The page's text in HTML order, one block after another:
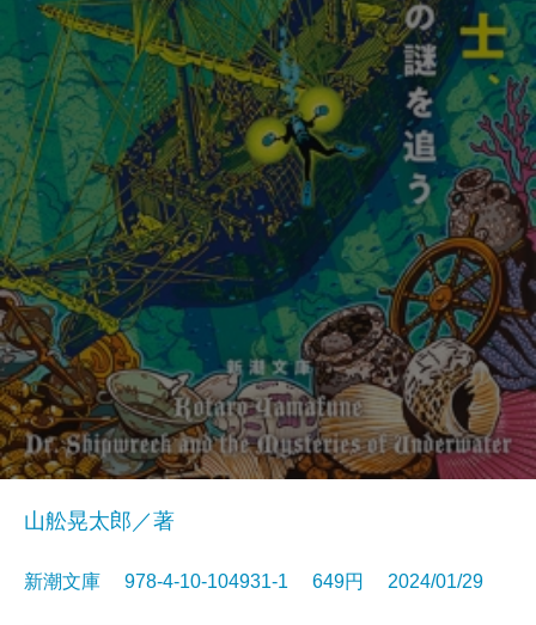
山舩晃太郎／著
新潮文庫 978-4-10-104931-1 649円 2024/01/29